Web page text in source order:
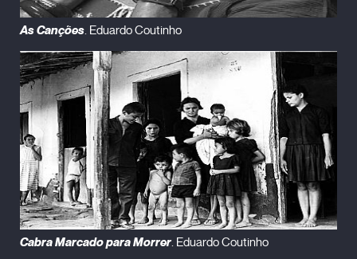
As Canções. Eduardo Coutinho
Cabra Marcado para Morrer. Eduardo Coutinho